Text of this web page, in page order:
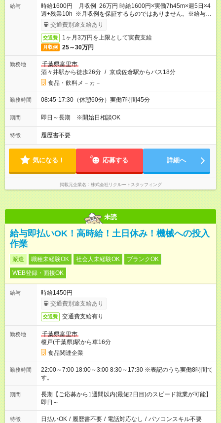
給与
時給1600円 月収例 26万円 時給1600円×実働7h45m×週5日×4
週+残業10h ※月収例を保証するものではありません。※給与即
受取りサービス利用可（利用条件有）
交通費別途支給あり
交通費 1ヶ月3万円を上限として実費支給
月収例 25～30万円
勤務地
千葉県富里市
酒々井駅から徒歩26分 / 京成佐倉駅からバス18分
食品・飲料メ－カ－
勤務時間 08:45-17:30（休憩60分）実働7時間45分
期間 即日～長期 ※開始日相談OK
特徴 履歴書不要
気になる！ 応募する 詳細へ
掲載元企業名 株式会社リクルートスタッフィング
未読
給与即払いOK！高時給！土日休み！機械への投入
作業
派遣 職種未経験OK 社会人未経験OK
ブランクOK
WEB登録・面接OK
給与
時給1450円
交通費別途支給あり
交通費 交通費支給有り
勤務地
千葉県富里市
榎戸(千葉県)駅から車16分
食品関連企業
勤務時間
22:00～7:00 18:00～3:00 8:30～17:30 ※表記のうち実働8時間で
す。
期間
長期【ご応募から1週間以内(最短2日目)のスピード就業が可能】
即日～
特徴 日払いOK / 履歴書不要 / 電話対応なし / パソコンスキル不要